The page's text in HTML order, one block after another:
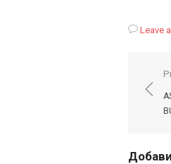
Leave
по